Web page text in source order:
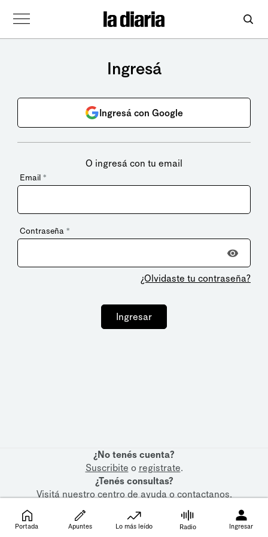
Ingresá
Ingresá con Google
O ingresá con tu email
Email *
Contraseña *
¿Olvidaste tu contraseña?
Ingresar
¿No tenés cuenta?
Suscribite o registrate.
¿Tenés consultas?
Visitá nuestrocentro de ayudaocontactanos.
Portada Apuntes Lo más leído Radio Ingresar